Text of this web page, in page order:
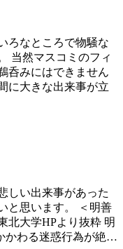
ろなところで物騒な
当然マスコミのフィ
呑みにはできません
に大きな出来事が立
しい出来事があった
と思います。 ＜明善
北大学HPより抜粋 明
かわる迷惑行為が絶…